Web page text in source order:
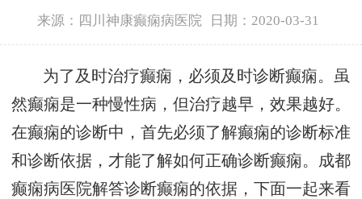
来源：四川神康癫痫病医院 日期：2020-03-31
为了及时治疗癫痫，必须及时诊断癫痫。虽
然癫痫是一种慢性病，但治疗越早，效果越好。
在癫痫的诊断中，首先必须了解癫痫的诊断标准
和诊断依据，才能了解如何正确诊断癫痫。成都
癫痫病医院解答诊断癫痫的依据，下面一起来看